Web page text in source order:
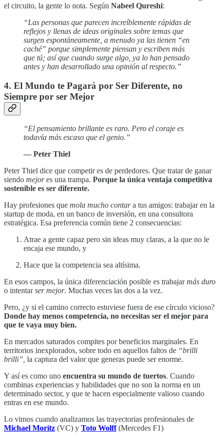
el circuito, la gente lo nota. Según Nabeel Qureshi:
“Las personas que parecen increíblemente rápidas de
reflejos y llenas de ideas originales sobre temas que
surgen espontáneamente, a menudo ya las tienen “en
caché” porque simplemente piensan y escriben más
que tú; así que cuando surge algo, ya lo han pensado
antes y han desarrollado una opinión al respecto.”
4. El Mundo te Pagará por Ser Diferente, no
Siempre por ser Mejor
“El pensamiento brillante es raro. Pero el coraje es
todavía más escaso que el genio.”
— Peter Thiel
Peter Thiel dice que competir es de perdedores. Que tratar de ganar
siendo mejores una trampa. Porque la única ventaja competitiva
sostenible es ser diferente.
Hay profesiones que mola mucho contara tus amigos: trabajar en la
startup de moda, en un banco de inversión, en una consultora
estratégica. Esa preferencia común tiene 2 consecuencias:
Atrae a gente capaz pero sin ideas muy claras, a la que no le
encaja ese mundo, y
Hace que la competencia sea altísima.
En esos campos, la única diferenciación posible es trabajarmás duro
o intentarser mejor. Muchas veces las dos a la vez.
Pero, ¿y si el camino correcto estuviese fuera de ese círculo vicioso?
Donde hay menos competencia, no necesitas ser el mejor para
que te vaya muy bien.
En mercados saturados compites por beneficios marginales. En
territorios inexplorados, sobre todo en aquellos faltos de “brilli
brilli”, la captura del valor que generas puede ser enorme.
Y así es como uno encuentra su mundo de tuertos. Cuando
combinas experiencias y habilidades que no son la norma en un
determinado sector, y que te hacen especialmente valioso cuando
entras en ese mundo.
Lo vimos cuando analizamos las trayectorias profesionales de
Michael Moritz (VC) y Toto Wolff(Mercedes F1)